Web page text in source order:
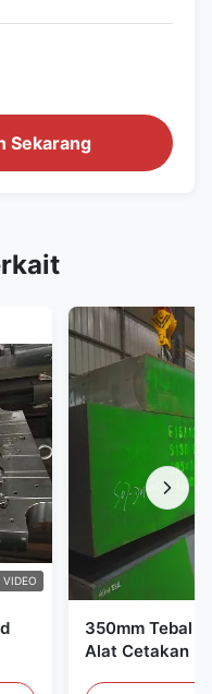
Sekarang
VIDEO
350mm Tebal
Alat Cetakan